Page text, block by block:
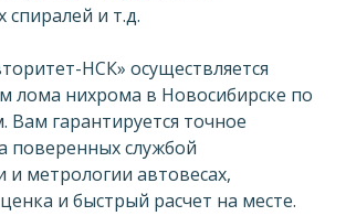
спиралей и т.д.
НСК» осуществляется
лома нихрома в Новосибирске по
гарантируется точное
поверенных службой
и метрологии автовесах,
и быстрый расчет на месте.